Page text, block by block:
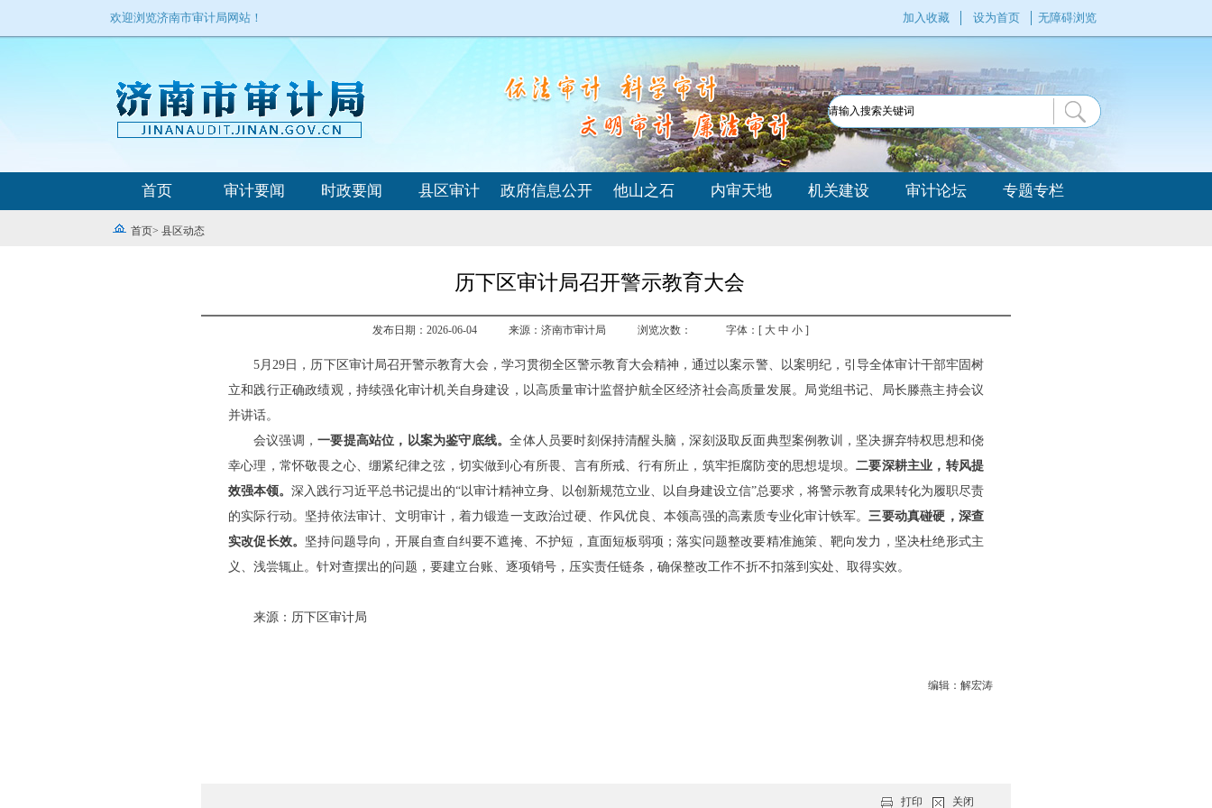
欢迎浏览济南市审计局网站！ 加入收藏 设为首页 无障碍浏览
首页 审计要闻 时政要闻 县区审计 政府信息公开 他山之石 内审天地 机关建设 审计论坛 专题专栏
首页> 县区动态
历下区审计局召开警示教育大会
发布日期：2026-06-04 来源：济南市审计局 浏览次数： 字体：[ 大 中 小]
5月29日，历下区审计局召开警示教育大会，学习贯彻全区警示教育大会精神，通过以案示警、以案明纪，引导全体审计干部牢固树
立和践行正确政绩观，持续强化审计机关自身建设，以高质量审计监督护航全区经济社会高质量发展。局党组书记、局长滕燕主持会议
并讲话。
会议强调，一要提高站位，以案为鉴守底线。全体人员要时刻保持清醒头脑，深刻汲取反面典型案例教训，坚决摒弃特权思想和侥
幸心理，常怀敬畏之心、绷紧纪律之弦，切实做到心有所畏、言有所戒、行有所止，筑牢拒腐防变的思想堤坝。二要深耕主业，转风提
效强本领。 深入践行习近平总书记提出的“以审计精神立身、以创新规范立业、以自身建设立信”总要求，将警示教育成果转化为履职尽责
的实际行动。坚持依法审计、文明审计，着力锻造一支政治过硬、作风优良、本领高强的高素质专业化审计铁军。三要动真碰硬，深查
实改促长效。 坚持问题导向，开展自查自纠要不遮掩、不护短，直面短板弱项；落实问题整改要精准施策、靶向发力，坚决杜绝形式主
义、浅尝辄止。针对查摆出的问题，要建立台账、逐项销号，压实责任链条，确保整改工作不折不扣落到实处、取得实效。
来源：历下区审计局
编辑：解宏涛
打印 关闭